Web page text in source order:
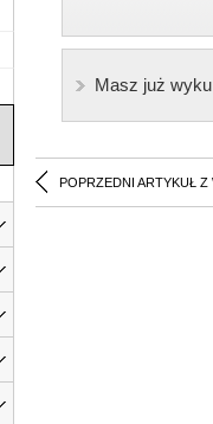
Masz już
POPRZEDNI ARTYKUŁ Z